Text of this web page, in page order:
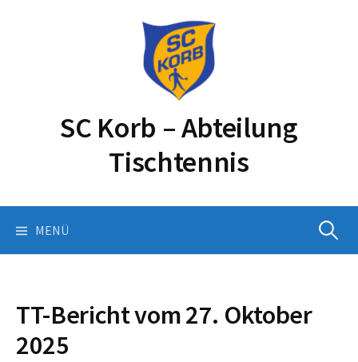
SC Korb – Abteilung
Tischtennis
MENÜ Suchen
TT-Bericht vom 27. Oktober
2025